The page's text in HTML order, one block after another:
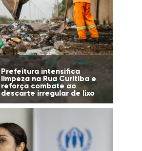
Prefeitura intensifica
limpeza na Rua Curitiba e
reforça combate ao
descarte irregular de lixo